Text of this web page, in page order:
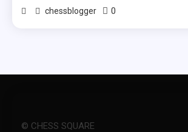
chessblogger 0
© CHESS SQUARE